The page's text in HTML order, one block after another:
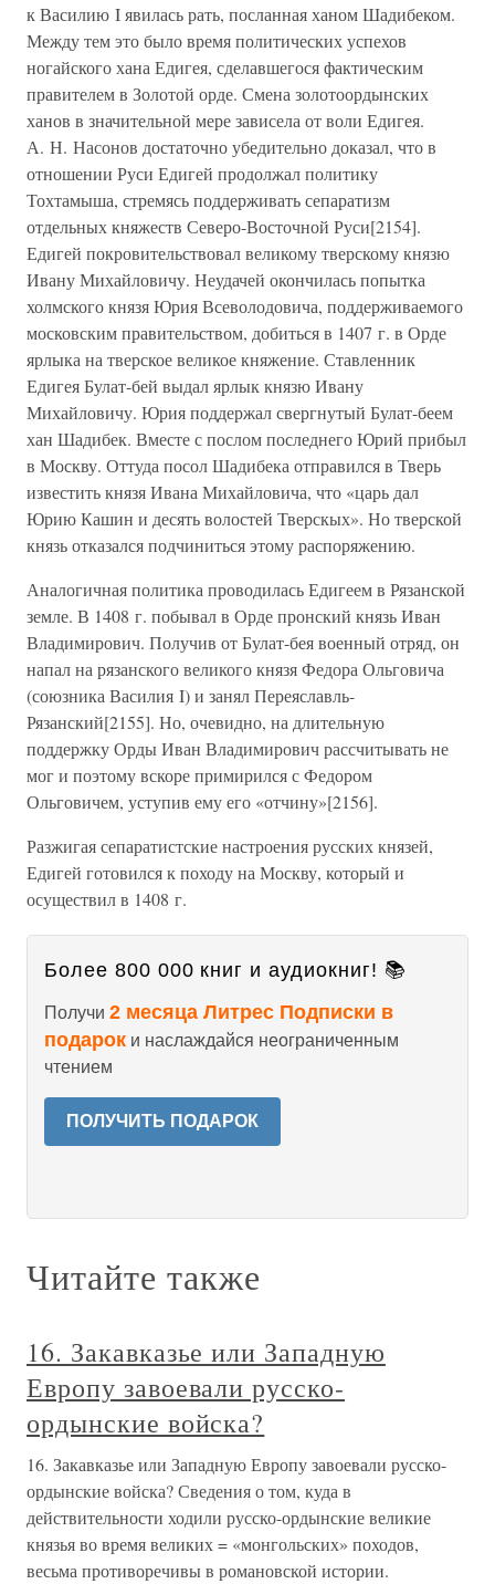
к Василию I явилась рать, посланная ханом Шадибеком.
Между тем это было время политических успехов
ногайского хана Едигея, сделавшегося фактическим
правителем в Золотой орде. Смена золотоордынских
ханов в значительной мере зависела от воли Едигея.
А. Н. Насонов достаточно убедительно доказал, что в
отношении Руси Едигей продолжал политику
Тохтамыша, стремясь поддерживать сепаратизм
отдельных княжеств Северо-Восточной Руси[2154].
Едигей покровительствовал великому тверскому князю
Ивану Михайловичу. Неудачей окончилась попытка
холмского князя Юрия Всеволодовича, поддерживаемого
московским правительством, добиться в 1407 г. в Орде
ярлыка на тверское великое княжение. Ставленник
Едигея Булат-бей выдал ярлык князю Ивану
Михайловичу. Юрия поддержал свергнутый Булат-беем
хан Шадибек. Вместе с послом последнего Юрий прибыл
в Москву. Оттуда посол Шадибека отправился в Тверь
известить князя Ивана Михайловича, что «царь дал
Юрию Кашин и десять волостей Тверскых». Но тверской
князь отказался подчиниться этому распоряжению.
Аналогичная политика проводилась Едигеем в Рязанской
земле. В 1408 г. побывал в Орде пронский князь Иван
Владимирович. Получив от Булат-бея военный отряд, он
напал на рязанского великого князя Федора Ольговича
(союзника Василия I) и занял Переяславль-
Рязанский[2155]. Но, очевидно, на длительную
поддержку Орды Иван Владимирович рассчитывать не
мог и поэтому вскоре примирился с Федором
Ольговичем, уступив ему его «отчину»[2156].
Разжигая сепаратистские настроения русских князей,
Едигей готовился к походу на Москву, который и
осуществил в 1408 г.
Более 800 000 книг и аудиокниг! 📚
Получи 2 месяца Литрес Подписки в
подарок и наслаждайся неограниченным
чтением
ПОЛУЧИТЬ ПОДАРОК
Читайте также
16. Закавказье или Западную
Европу завоевали русско-
ордынские войска?
16. Закавказье или Западную Европу завоевали русско-
ордынские войска? Сведения о том, куда в
действительности ходили русско-ордынские великие
князья во время великих = «монгольских» походов,
весьма противоречивы в романовской истории.